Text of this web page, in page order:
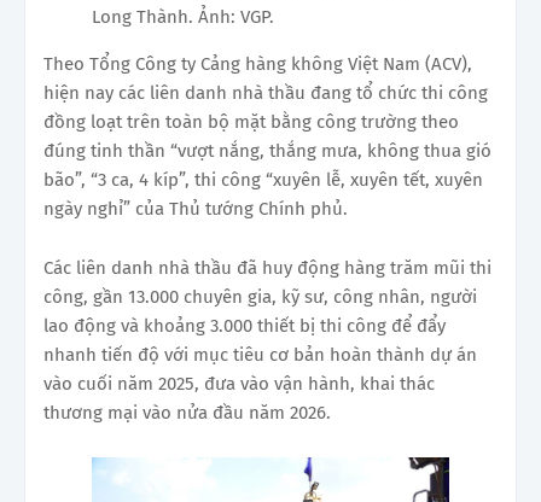
Long Thành. Ảnh: VGP.
Theo Tổng Công ty Cảng hàng không Việt Nam (ACV),
hiện nay các liên danh nhà thầu đang tổ chức thi công
đồng loạt trên toàn bộ mặt bằng công trường theo
đúng tinh thần “vượt nắng, thắng mưa, không thua gió
bão”, “3 ca, 4 kíp”, thi công “xuyên lễ, xuyên tết, xuyên
ngày nghỉ” của Thủ tướng Chính phủ.
Các liên danh nhà thầu đã huy động hàng trăm mũi thi
công, gần 13.000 chuyên gia, kỹ sư, công nhân, người
lao động và khoảng 3.000 thiết bị thi công để đẩy
nhanh tiến độ với mục tiêu cơ bản hoàn thành dự án
vào cuối năm 2025, đưa vào vận hành, khai thác
thương mại vào nửa đầu năm 2026.